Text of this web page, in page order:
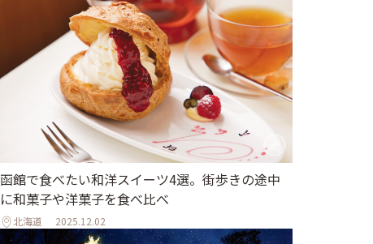
函館で食べたい和洋スイーツ4選。街歩きの途中
に和菓子や洋菓子を食べ比べ
北海道 2025.12.02